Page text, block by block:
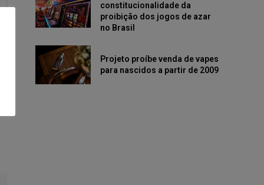
constitucionalidade da
proibição dos jogos de azar
no Brasil
Projeto proíbe venda de vapes
para nascidos a partir de 2009